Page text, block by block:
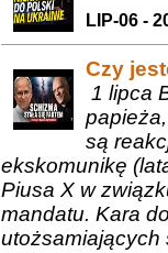
LIP-06 -
Czy
1 lipca
są
ekskomunikę
Piusa X w
mandatu. Kara
utożsamiających